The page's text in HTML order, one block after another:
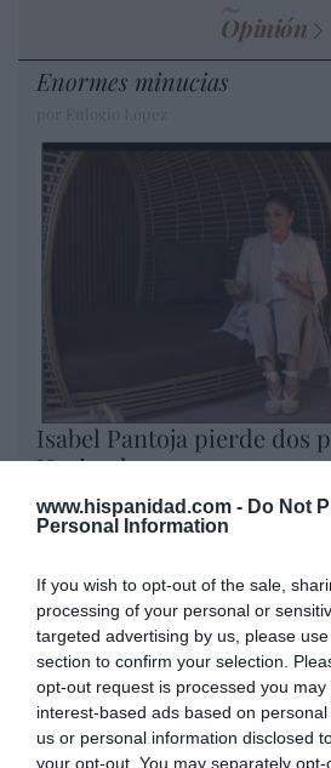
www.hispanidad.com - Do Not
Personal Information
If you wish to opt-out of the sale,
processing of your personal or
targeted advertising by us, please
section to confirm your selection.
opt-out request is processed you may
interest-based ads based on
us or personal information disclosed
your opt-out. You may separately
Opinión
Enormes minucias
Isabel Pantoja pierde dos
Hacienda por 700.000
sigue
Eulogio López
El IBEX 35 cerró
miércoles en los
un nuevo récord
Eulogio López
Ceuta. Nuestra
convertir al